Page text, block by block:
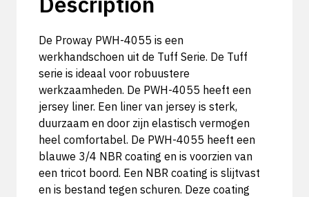
De Proway PWH-4055 is een
werkhandschoen uit de Tuff Serie. De Tuff
serie is ideaal voor robuustere
werkzaamheden. De PWH-4055 heeft een
jersey liner. Een liner van jersey is sterk,
duurzaam en door zijn elastisch vermogen
heel comfortabel. De PWH-4055 heeft een
blauwe 3/4 NBR coating en is voorzien van
een tricot boord. Een NBR coating is slijtvast
en is bestand tegen schuren. Deze coating